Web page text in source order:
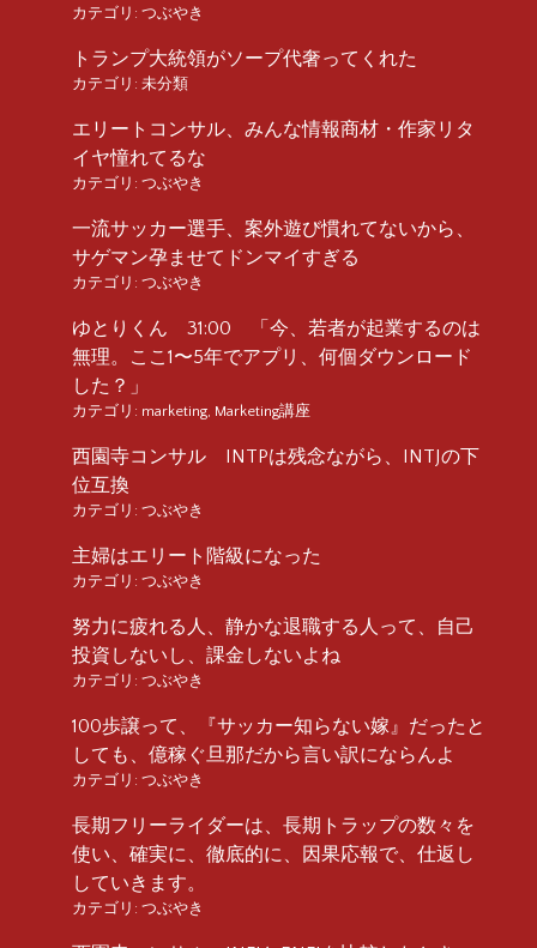
カテゴリ: つぶやき
トランプ大統領がソープ代奢ってくれた
カテゴリ: 未分類
エリートコンサル、みんな情報商材・作家リタ
イヤ憧れてるな
カテゴリ: つぶやき
一流サッカー選手、案外遊び慣れてないから、
サゲマン孕ませてドンマイすぎる
カテゴリ: つぶやき
ゆとりくん 31:00 「今、若者が起業するのは
無理。ここ1〜5年でアプリ、何個ダウンロード
した？」
カテゴリ: marketing Marketing講座
西園寺コンサル INTPは残念ながら、INTJの下
位互換
カテゴリ: つぶやき
主婦はエリート階級になった
カテゴリ: つぶやき
努力に疲れる人、静かな退職する人って、自己
投資しないし、課金しないよね
カテゴリ: つぶやき
100歩譲って、『サッカー知らない嫁』だったと
しても、億稼ぐ旦那だから言い訳にならんよ
カテゴリ: つぶやき
長期フリーライダーは、長期トラップの数々を
使い、確実に、徹底的に、因果応報で、仕返し
していきます。
カテゴリ: つぶやき